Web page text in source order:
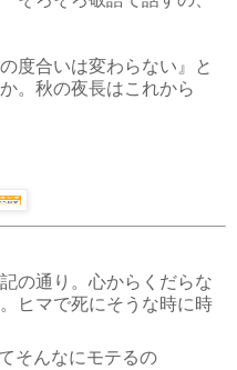
度合いは変わらない』と
。秋の夜長はこれから
の通り。心からくだらな
ヒマで死にそうな時に時
そんなにモテるの